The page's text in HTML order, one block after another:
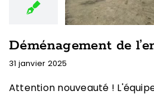
Déménagement de
31 janvier 2025
Attention nouveauté !